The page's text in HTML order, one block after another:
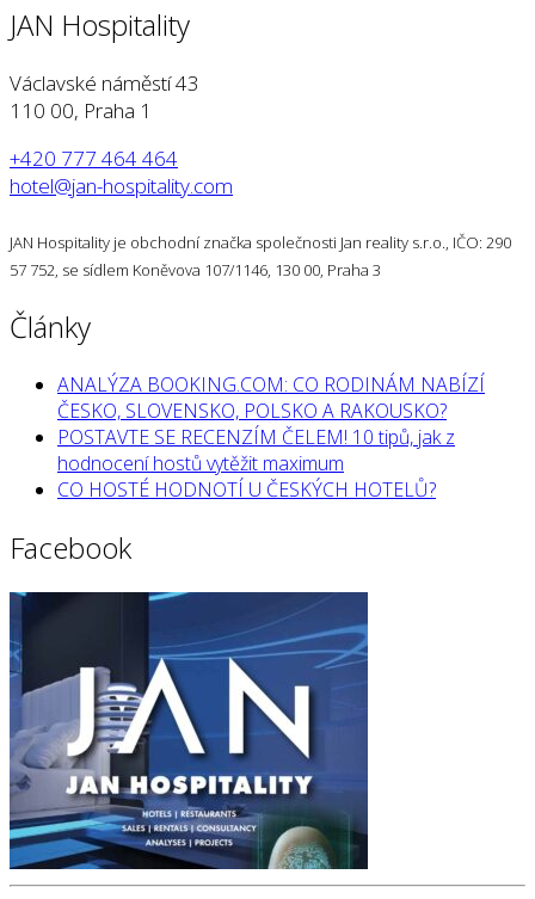
JAN Hospitality
Václavské náměstí 43
110 00, Praha 1
+420 777 464 464
hotel@jan-hospitality.com
JAN Hospitality je obchodní značka společnosti Jan reality s.r.o., IČO: 290
57 752, se sídlem Koněvova 107/1146, 130 00, Praha 3
Články
ANALÝZA BOOKING.COM: CO RODINÁM NABÍZÍ
ČESKO, SLOVENSKO, POLSKO A RAKOUSKO?
POSTAVTE SE RECENZÍM ČELEM! 10 tipů, jak z
hodnocení hostů vytěžit maximum
CO HOSTÉ HODNOTÍ U ČESKÝCH HOTELŮ?
Facebook